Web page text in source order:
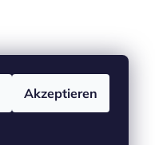
Akzeptieren